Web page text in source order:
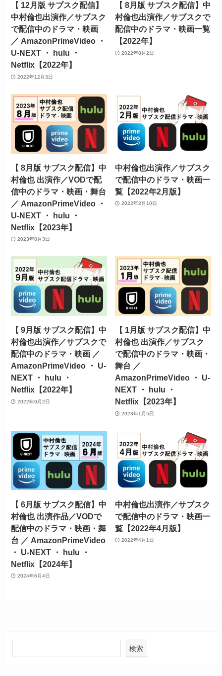
【 12月版 サブスク配信】
中村倫也出演作／サブスク
で配信中のドラマ・映画
／ AmazonPrimeVideo ・
U-NEXT ・ hulu ・
Netflix【2022年】
2022年12月3日
【 8月版 サブスク配信】中
村倫也出演作／サブスクで
配信中のドラマ・映画一覧
【2022年】
2022年8月2日
【 8月版 サブスク配信】中
村倫也 出演作／VODで配
信中のドラマ・映画・舞台
／ AmazonPrimeVideo ・
U-NEXT ・ hulu ・
Netflix【2023年】
2023年8月3日
中村倫也出演作／サブスク
で配信中のドラマ・映画一
覧【2022年2月版】
2022年2月10日
【 9月版 サブスク配信】中
村倫也出演作／サブスクで
配信中のドラマ・映画 ／
AmazonPrimeVideo ・ U-
NEXT ・ hulu ・
Netflix【2022年】
2022年9月2日
【 1月版 サブスク配信】中
村倫也 出演作／サブスク
で配信中のドラマ・映画・
舞台 ／
AmazonPrimeVideo ・ U-
NEXT ・ hulu ・
Netflix【2023年】
2023年1月5日
【 6月版 サブスク配信】中
村倫也 出演作品／VODで
配信中のドラマ・映画・舞
台 ／ AmazonPrimeVideo
・ U-NEXT ・ hulu ・
Netflix【2024年】
2024年6月4日
中村倫也出演作／サブスク
で配信中のドラマ・映画一
覧【2022年4月版】
2022年4月1日
検索